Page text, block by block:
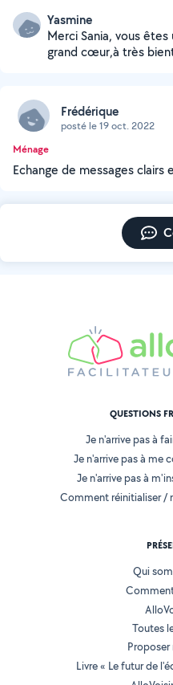
Yasmine
Merci Sania, vous
grand cœur,à très
Frédérique
posté le 19 oct. 2022
Ménage
Echange de messages clairs
QUESTIONS
Je n'arrive pas à
Je n'arrive pas à me
Je n'arrive pas à
Comment réinitialiser /
Qui
Toutes
Proposer
Livre « Le futur de